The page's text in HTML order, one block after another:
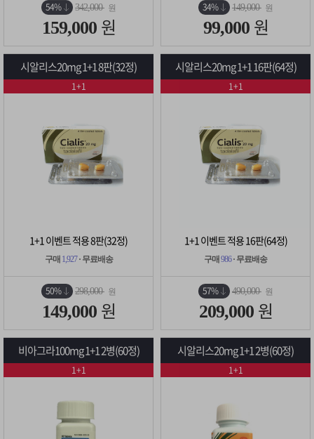
54% 342,000 원
159,000 원
34% 149,000 원
99,000 원
시알리스20mg 1+1 8판(32정)
1+1 이벤트 적용 8판(32정)
구매 1,927· 무료배송
50% 298,000 원
149,000 원
1+1
시알리스20mg 1+1 16판(64정)
1+1 이벤트 적용 16판(64정)
구매 986· 무료배송
57% 490,000 원
209,000 원
1+1
비아그라100mg 1+1 2병(60정)
1+1
시알리스20mg 1+1 2병(60정)
1+1